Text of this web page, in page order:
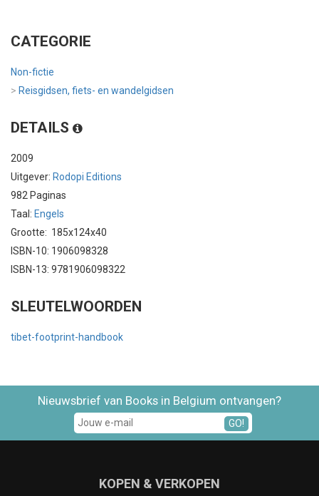
CATEGORIE
Non-fictie
> Reisgidsen, fiets- en wandelgidsen
DETAILS
2009
Uitgever: Rodopi Editions
982 Paginas
Taal: Engels
Grootte: 185x124x40
ISBN-10: 1906098328
ISBN-13: 9781906098322
SLEUTELWOORDEN
tibet-footprint-handbook
Nieuwsbrief van Books in Belgium ontvangen?
GO!
KOPEN & VERKOPEN